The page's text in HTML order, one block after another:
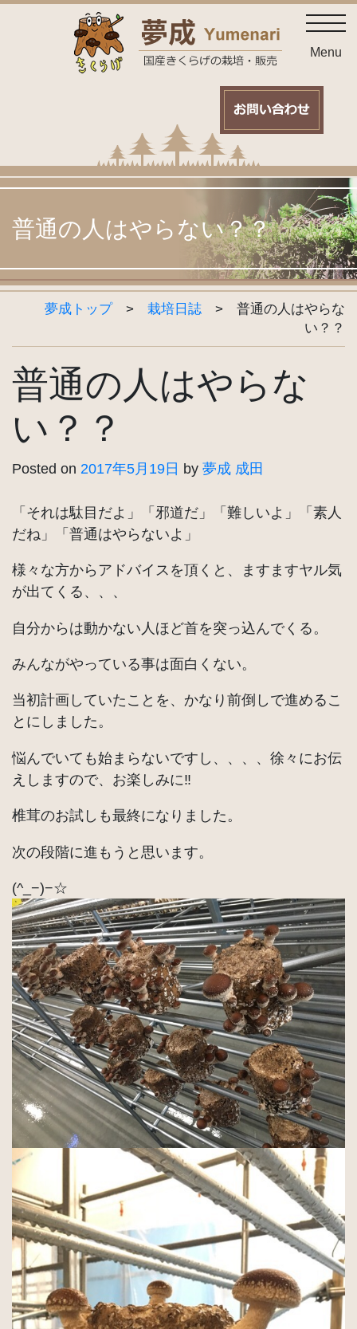
普通の人はやらない？？
Menu
夢成トップ> 栽培日誌 > 普通の人はやらな
い？？
普通の人はやらな
い？？
Posted on 2017年5月19日 by 夢成 成田
「それは駄目だよ」「邪道だ」「難しいよ」「素人
だね」「普通はやらないよ」
様々な方からアドバイスを頂くと、ますますヤル気
が出てくる、、、
自分からは動かない人ほど首を突っ込んでくる。
みんながやっている事は面白くない。
当初計画していたことを、かなり前倒しで進めるこ
とにしました。
悩んでいても始まらないですし、、、、徐々にお伝
えしますので、お楽しみに‼︎
椎茸のお試しも最終になりました。
次の段階に進もうと思います。
(^_−)−☆